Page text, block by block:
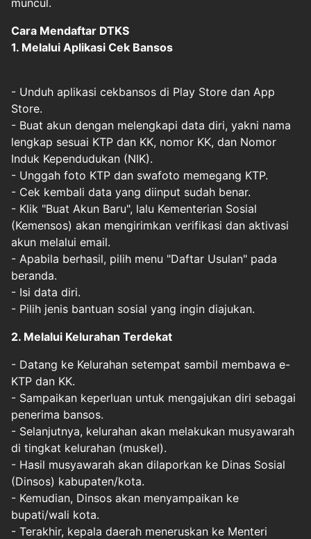
muncul.
Cara Mendaftar DTKS
1. Melalui Aplikasi Cek Bansos
- Unduh aplikasi cekbansos di Play Store dan App
Store.
- Buat akun dengan melengkapi data diri, yakni nama
lengkap sesuai KTP dan KK, nomor KK, dan Nomor
Induk Kependudukan (NIK).
- Unggah foto KTP dan swafoto memegang KTP.
- Cek kembali data yang diinput sudah benar.
- Klik "Buat Akun Baru", lalu Kementerian Sosial
(Kemensos) akan mengirimkan verifikasi dan aktivasi
akun melalui email.
- Apabila berhasil, pilih menu "Daftar Usulan" pada
beranda.
- Isi data diri.
- Pilih jenis bantuan sosial yang ingin diajukan.
2. Melalui Kelurahan Terdekat
- Datang ke Kelurahan setempat sambil membawa e-
KTP dan KK.
- Sampaikan keperluan untuk mengajukan diri sebagai
penerima bansos.
- Selanjutnya, kelurahan akan melakukan musyawarah
di tingkat kelurahan (muskel).
- Hasil musyawarah akan dilaporkan ke Dinas Sosial
(Dinsos) kabupaten/kota.
- Kemudian, Dinsos akan menyampaikan ke
bupati/wali kota.
- Terakhir, kepala daerah meneruskan ke Menteri